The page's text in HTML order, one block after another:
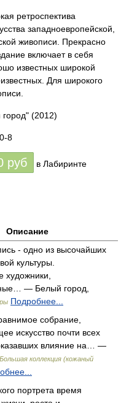
ретроспектива
западноевропейской,
живописи. Прекрасно
включает в себя
известных широкой
Для широкого
город" (2012)
8
руб в Лабиринте
Описание
- одно из высочайших
культуры.
художники,
— Белый город,
Подробнее...
собрание,
искусство почти всех
влияние на… —
Большая коллекция (кожаный
портрета время